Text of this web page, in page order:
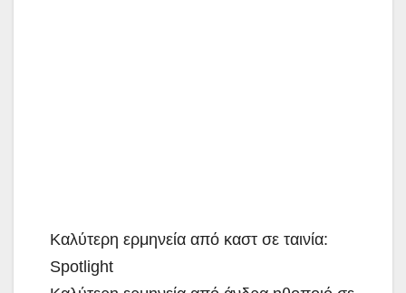
Καλύτερη ερμηνεία από καστ σε ταινία:
Spotlight